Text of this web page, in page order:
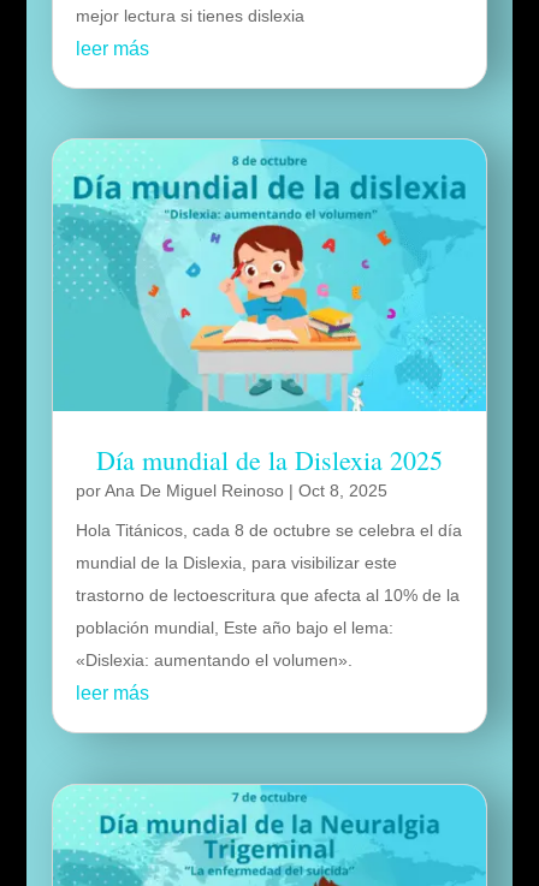
mejor lectura si tienes dislexia
leer más
Día mundial de la Dislexia 2025
porAna De Miguel Reinoso| Oct 8, 2025
Hola Titánicos, cada 8 de octubre se celebra el día
mundial de la Dislexia, para visibilizar este
trastorno de lectoescritura que afecta al 10% de la
población mundial, Este año bajo el lema:
«Dislexia: aumentando el volumen».
leer más